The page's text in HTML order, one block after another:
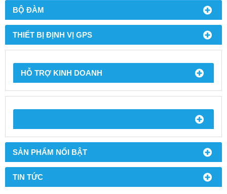
BỘ ĐÀM
THIẾT BỊ ĐỊNH VỊ GPS
HỖ TRỢ KINH DOANH
SẢN PHẨM NỔI BẬT
TIN TỨC